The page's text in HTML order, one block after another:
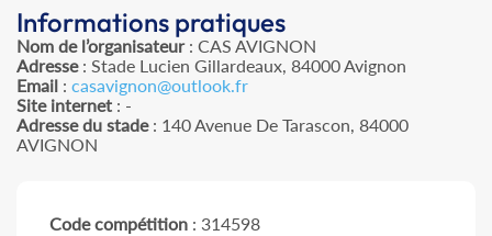
Informations pratiques
Nom de l’organisateur: CAS AVIGNON
Adresse: Stade Lucien Gillardeaux, 84000 Avignon
Email : casavignon@outlook.fr
Site internet : -
Adresse du stade: 140 Avenue De Tarascon, 84000
AVIGNON
Code compétition : 314598